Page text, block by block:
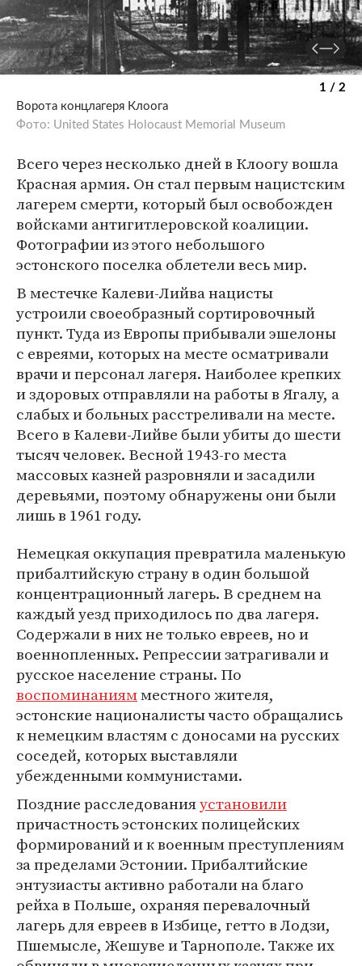
1 / 2
Ворота концлагеря Клоога
Фото: United States Holocaust Memorial Museum
Всего через несколько дней в Клоогу вошла
Красная армия. Он стал первым нацистским
лагерем смерти, который был освобожден
войсками антигитлеровской коалиции.
Фотографии из этого небольшого
эстонского поселка облетели весь мир.
В местечке Калеви-Лийва нацисты
устроили своеобразный сортировочный
пункт. Туда из Европы прибывали эшелоны
с евреями, которых на месте осматривали
врачи и персонал лагеря. Наиболее крепких
и здоровых отправляли на работы в Ягалу, а
слабых и больных расстреливали на месте.
Всего в Калеви-Лийве были убиты до шести
тысяч человек. Весной 1943-го места
массовых казней разровняли и засадили
деревьями, поэтому обнаружены они были
лишь в 1961 году.
Немецкая оккупация превратила маленькую
прибалтийскую страну в один большой
концентрационный лагерь. В среднем на
каждый уезд приходилось по два лагеря.
Содержали в них не только евреев, но и
военнопленных. Репрессии затрагивали и
русское население страны. По
воспоминаниямместного жителя,
эстонские националисты часто обращались
к немецким властям с доносами на русских
соседей, которых выставляли
убежденными коммунистами.
Поздние расследованияустановили
причастность эстонских полицейских
формирований и к военным преступлениям
за пределами Эстонии. Прибалтийские
энтузиасты активно работали на благо
рейха в Польше, охраняя перевалочный
лагерь для евреев в Избице, гетто в Лодзи,
Пшемысле, Жешуве и Тарнополе. Также их